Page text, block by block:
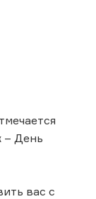
– День
вас с